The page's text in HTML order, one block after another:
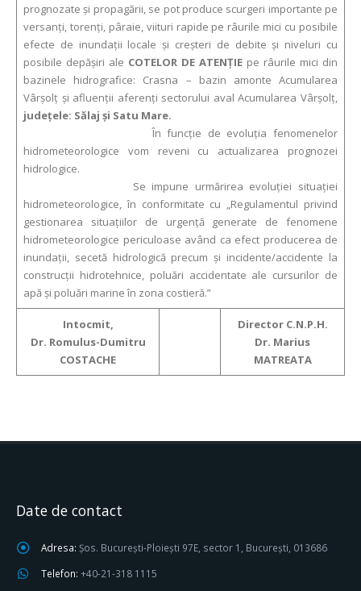
prognozate şi propagării, se pot produce scurgeri importante pe
versanţi, torenţi, pâraie, viituri rapide pe râurile mici cu posibile
efecte de inundaţii locale şi creşteri de debite şi niveluri cu
posibile depăşiri ale COTELOR DE ATENŢIE pe râurile mici din
bazinele hidrografice: Crasna – bazin amonte Acumularea
Vârșolț și afluenții aferenți sectorului aval Acumularea Vârșolț,
județele: Sălaj și Satu Mare.
În funcție de evoluția fenomenelor
hidrometeorologice vom reveni cu actualizarea prognozei
hidrologice.
Se impune urmărirea evoluției situației
hidrometeorologice, în conformitate cu „Regulamentul privind
gestionarea situațiilor de urgență generate de fenomene
hidrometeorologice periculoase având ca efect producerea de
inundații, secetă hidrologică precum și incidente/accidente la
construcții hidrotehnice, poluări accidentate ale cursurilor de
apă și poluări marine în zona costieră.”
Intocmit,
Dr. Romulus-Dumitru
COSTACHE
Director C.N.P.H.
Dr. Marius
MATREATA
Date de contact
Adresa: Șos. București-Ploiești 97E, sector 1, București, 013686
Telefon: +40-21-318 1115